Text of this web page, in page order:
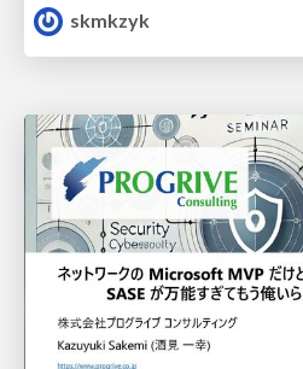
skmkzyk